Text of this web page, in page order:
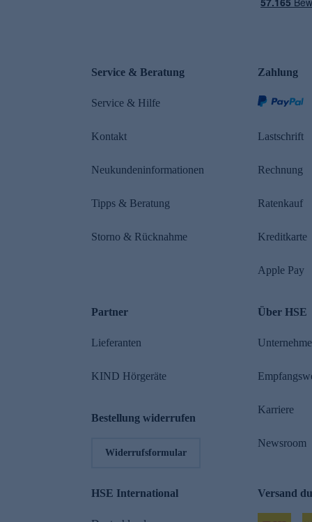
Service & Beratung
Service & Hilfe
Kontakt
Neukundeninformationen
Tipps & Beratung
Storno & Rücknahme
Zahlung
Lastschrift
Rechnung
Ratenkauf
Kreditkarte
Apple Pay
Partner
Lieferanten
KIND Hörgeräte
Bestellung widerrufen
Widerrufsformular
Über HSE
Karriere
Newsroom
HSE International Versand